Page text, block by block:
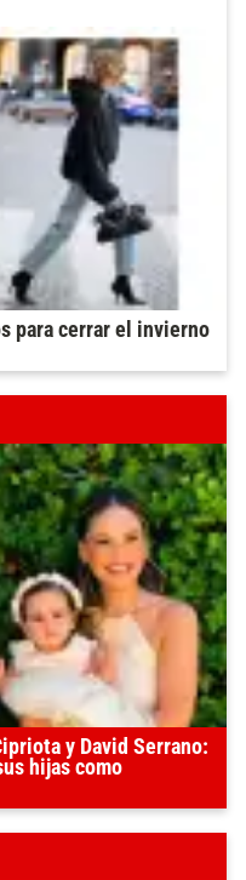
para cerrar el invierno
y David Serrano:
hijas como